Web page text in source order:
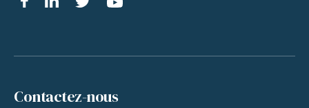
Contactez-nous